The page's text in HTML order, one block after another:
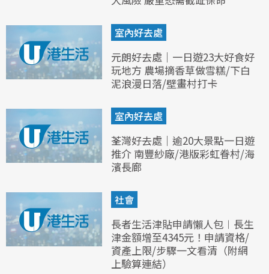
室內好去處
元朗好去處｜一日遊23大好食好
玩地方 農場摘香草做雪糕/下白
泥浪漫日落/壁畫村打卡
室內好去處
荃灣好去處｜逾20大景點一日遊
推介 南豐紗廠/港版彩虹眷村/海
濱長廊
社會
長者生活津貼申請懶人包︱長生
津金額增至4345元！申請資格/
資產上限/步驟一文看清（附網
上驗算連結）